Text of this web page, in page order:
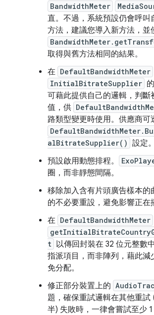
BandwidthMeter
直。不過，系統預設仍會呼叫
方法，建議您導入新方法，並
取得與舊方法相同的結果。
在 DefaultBandwidthMeter
InitialBitrateSupplier
可藉此提供自己的邏輯，判斷
值，供
路類型變更時使用。供應商可
alBitrateSupplier() 設定。
預設啟用動態排程。
圈，而非靜態間隔。
移除加入含有片頭廣告樣本的
的不必要重設，避免影響正在
在 DefaultBandwidthMeter
t 以傳回封裝在 32 位元整數
指派項目，而非陣列，藉此減
免分配。
修正部分裝置上的
題，確保重試邏輯在其他重試
半) 失敗時，一律會嘗試至少